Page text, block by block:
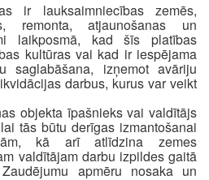
ir lauksaimniecības zemēs,
remonta, atjaunošanas un
laikposmā, kad šīs platības
kultūras vai kad ir iespējama
saglabāšana, izņemot avāriju
darbus, kurus var veikt
objekta īpašnieks vai valdītājs
tās būtu derīgas izmantošanai
kā arī atlīdzina zemes
valdītājam darbu izpildes gaitā
apmēru nosaka un